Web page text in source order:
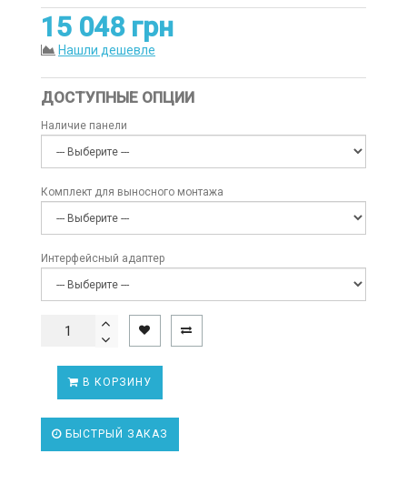
15 048 грн
Нашли дешевле
ДОСТУПНЫЕ ОПЦИИ
Наличие панели
Комплект для выносного монтажа
Интерфейсный адаптер
В КОРЗИНУ
БЫСТРЫЙ ЗАКАЗ